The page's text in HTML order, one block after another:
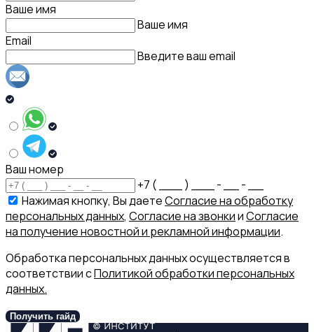
Ваше имя
Ваше имя
Email
Введите ваш email
Ваш номер
+7 ( ___ ) ___ - __ - __
Нажимая кнопку, Вы даетеСогласие на обработку
персональных данных, Согласие на звонкииСогласие
на получение новостной и рекламной информации.
Обработка персональных данных осуществляется в
соответствии сПолитикой обработки персональных
данных.
Получить гайд